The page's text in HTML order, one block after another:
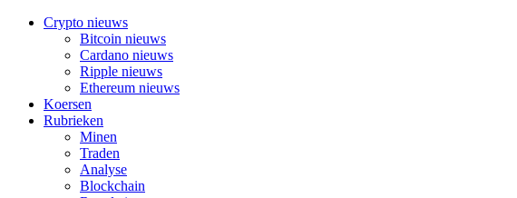
Crypto nieuws
Bitcoin nieuws
Cardano nieuws
Ripple nieuws
Ethereum nieuws
Koersen
Rubrieken
Minen
Traden
Analyse
Blockchain